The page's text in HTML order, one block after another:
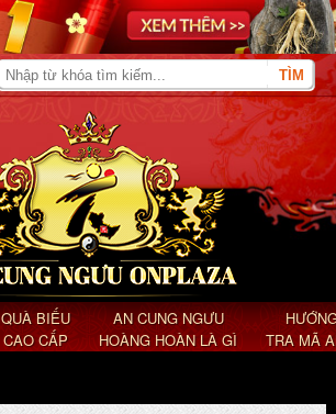
QUÀ BIẾU
CAO CẤP
AN CUNG NGƯU
HOÀNG HOÀN LÀ GÌ
TRA MÃ